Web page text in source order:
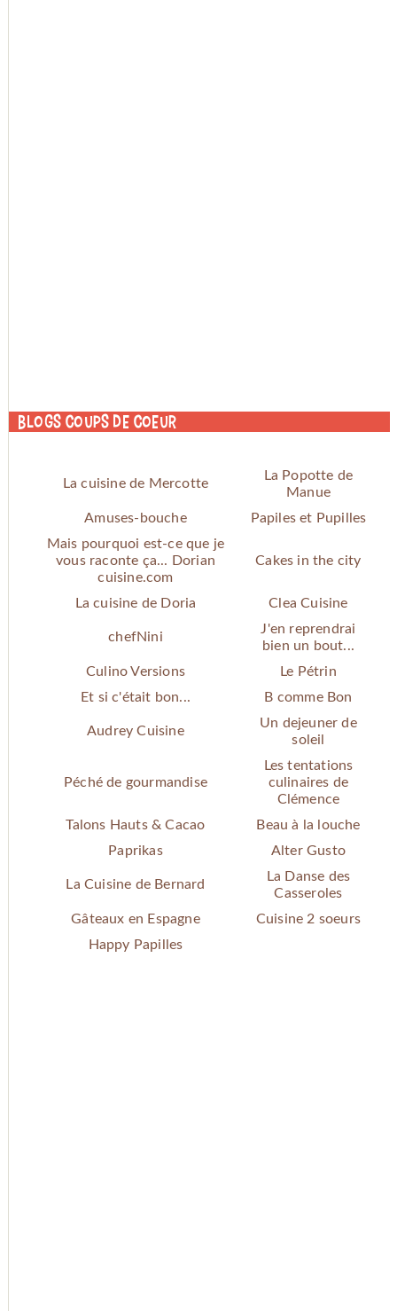
Blogs coups de coeur
La cuisine de Mercotte
La Popotte de
Manue
Amuses-bouche
Papiles et Pupilles
Mais pourquoi est-ce que je
vous raconte ça... Dorian
cuisine.com
Cakes in the city
La cuisine de Doria Clea Cuisine
chefNini
J'en reprendrai
bien un bout...
Culino Versions
Le Pétrin
Et si c'était bon...
B comme Bon
Audrey Cuisine
Un dejeuner de
soleil
Péché de gourmandise
Les tentations
culinaires de
Clémence
Talons Hauts & Cacao
Beau à la louche
Paprikas
Alter Gusto
La Cuisine de Bernard
La Danse des
Casseroles
Gâteaux en Espagne
Cuisine 2 soeurs
Happy Papilles